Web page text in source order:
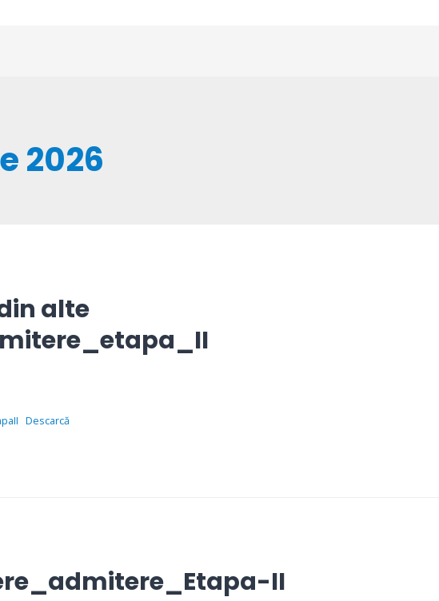
2026
alte
Descarcă
II